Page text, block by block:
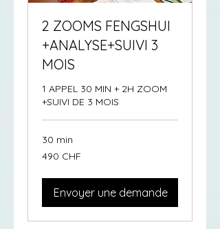
2 ZOOMS FENGSHUI
+ANALYSE+SUIVI 3
MOIS
1 APPEL 30 MIN + 2H ZOOM
+SUIVI DE 3 MOIS
30 min
francs
490 CHF
Envoyer une demande